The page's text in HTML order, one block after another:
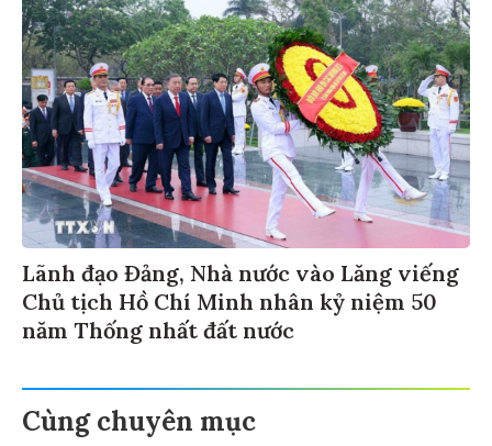
Lãnh đạo Đảng, Nhà nước vào Lăng viếng
Chủ tịch Hồ Chí Minh nhân kỷ niệm 50
năm Thống nhất đất nước
Cùng chuyên mục